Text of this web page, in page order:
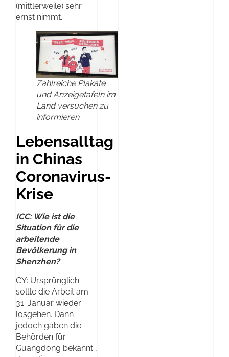
(mittlerweile) sehr
ernst nimmt.
Zahlreiche Plakate
und Anzeigetafeln im
Land versuchen zu
informieren
Lebensalltag
in Chinas
Coronavirus-
Krise
ICC: Wie ist die
Situation für die
arbeitende
Bevölkerung in
Shenzhen?
CY: Ursprünglich
sollte die Arbeit am
31. Januar wieder
losgehen. Dann
jedoch gaben die
Behörden für
Guangdong bekannt ,